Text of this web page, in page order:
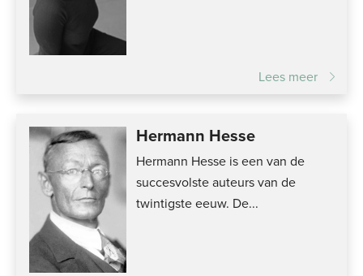
Lees meer
Hermann Hesse
Hermann Hesse is een van de
succesvolste auteurs van de
twintigste eeuw. De...